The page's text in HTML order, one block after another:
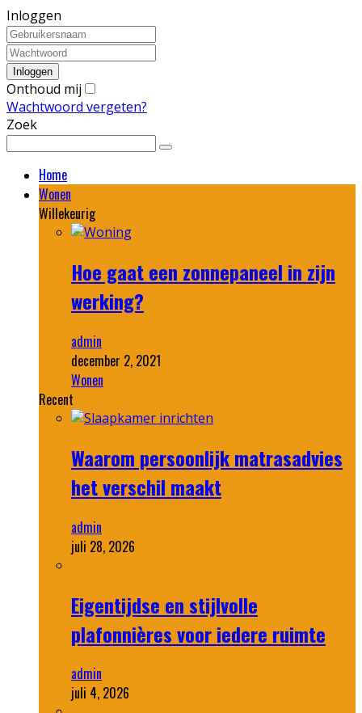
Inloggen
Onthoud mij
Wachtwoord vergeten?
Zoek
Home
Wonen
Willekeurig
Hoe gaat een zonnepaneel in zijn
werking?
admin
december 2, 2021
Wonen
Recent
Waarom persoonlijk matrasadvies
het verschil maakt
admin
juli 28, 2026
Eigentijdse en stijlvolle
plafonnières voor iedere ruimte
admin
juli 4, 2026